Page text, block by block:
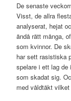
De senaste
Visst, de allra
analyserat, hejat
ändå rätt många,
som kvinnor. De
har sett rasistiska
spelare i ett lag de
som skadat sig.
med våldtäkt